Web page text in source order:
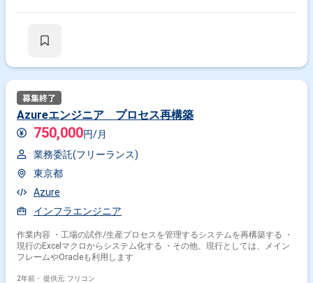
Azureエンジニア プロセス再構築
750,000円/月
業務委託(フリーランス)
東京都
Azure
インフラエンジニア
作業内容 ・工場の試作/生産プロセスを管理するシステムを再構築する ・
現行のExcelマクロからシステム化する ・その他、現行としては、メイン
フレームやOracleも利用します
2年前・ 提供元: フリコン